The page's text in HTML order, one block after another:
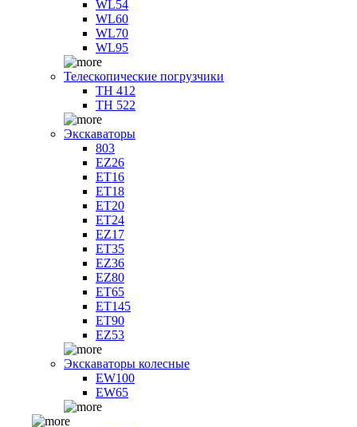
WL54
WL60
WL70
WL95
Телескопические погрузчики
TH 412
TH 522
Экскаваторы
803
EZ26
ET16
ET18
ET20
ET24
EZ17
ET35
EZ36
EZ80
ET65
ET145
ET90
EZ53
Экскаваторы колесные
EW100
EW65